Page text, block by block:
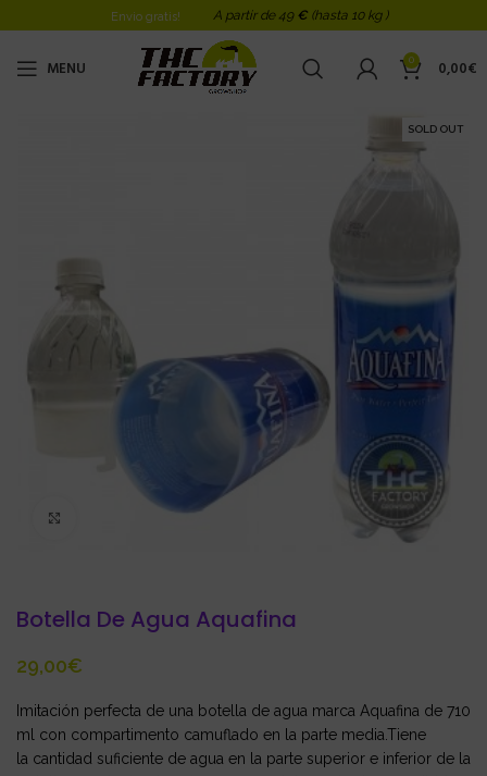
Envio gratis! A partir de 49 € (hasta 10 kg )
MENU 0 0,00€
SOLD OUT
Click to enlarge
Botella De Agua Aquafina
€
Imitación perfecta de una botella de agua marca Aquafina de 710
ml con compartimento camuflado en la parte media.Tiene
la cantidad suficiente de agua en la parte superior e inferior de la